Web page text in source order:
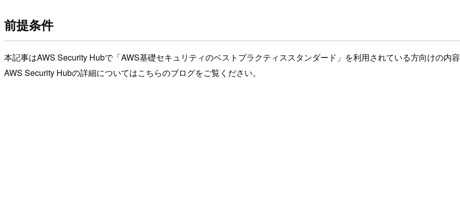
前提条件
本記事はAWS Security Hubで「AWS基礎セキュリティのベストプラクティススタンダード」を利用されている方向けの内容
AWS Security Hubの詳細についてはこちらのブログをご覧ください。